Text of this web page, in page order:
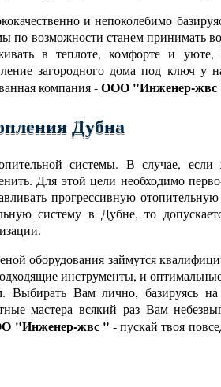
и непоколебимо
по возможности станем принимать
в теплоте, комфорте и уюте,
загородного дома под ключ
компания -ООО "Инженер-жвс
Дубна
системы. В случае,
Для этой цели необходимо
прогрессивную
систему в Дубне, то
оборудования займутся
инструменты, и
Выбирать Вам лично, базируясь
мастера всякий раз Вам
"Инженер-жвс " - пускай твоя